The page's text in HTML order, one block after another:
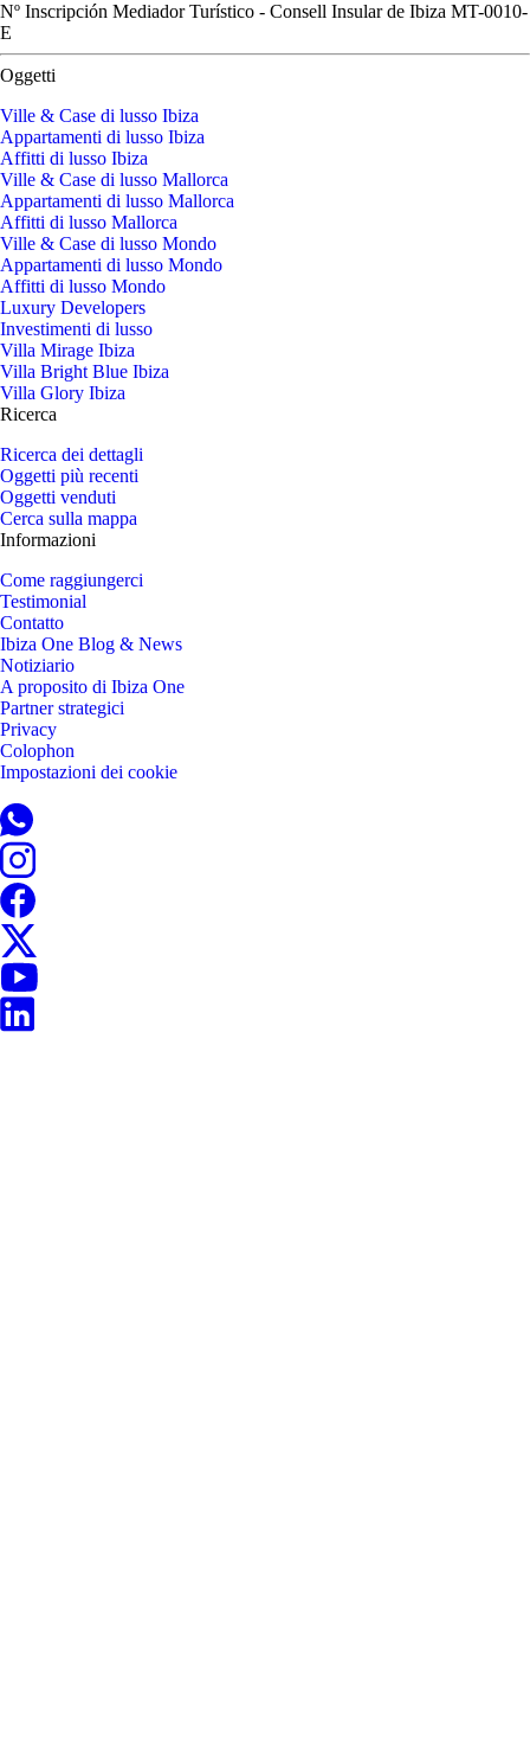
Nº Inscripción Mediador Turístico - Consell Insular de Ibiza MT-0010-
E
Oggetti
Ville & Case di lusso Ibiza
Appartamenti di lusso Ibiza
Affitti di lusso Ibiza
Ville & Case di lusso Mallorca
Appartamenti di lusso Mallorca
Affitti di lusso Mallorca
Ville & Case di lusso Mondo
Appartamenti di lusso Mondo
Affitti di lusso Mondo
Luxury Developers
Investimenti di lusso
Villa Mirage Ibiza
Villa Bright Blue Ibiza
Villa Glory Ibiza
Ricerca
Ricerca dei dettagli
Oggetti più recenti
Oggetti venduti
Cerca sulla mappa
Informazioni
Come raggiungerci
Testimonial
Contatto
Ibiza One Blog & News
Notiziario
A proposito di Ibiza One
Partner strategici
Privacy
Colophon
Impostazioni dei cookie